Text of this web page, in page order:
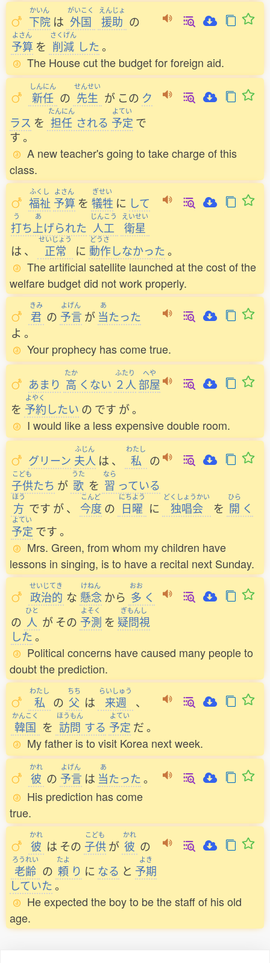
かいん
下院 は
がいこく
外国
えんじょ
援助 の
よさん
予算 を
さくげん
削減 した。
The House cut the budget for foreign aid.
しんにん
新任 の
せんせい
先生 が この ク
ラス を
たんにん
担任 される
よてい
予定 で
す。
A new teacher's going to take charge of this
class.
ふくし
福祉
よさん
予算 を
ぎせい
犠牲 に して
う
打ち
あ
上げられた
じんこう
人工
えいせい
衛星
は 、
せいじょう
正常 に
どうさ
動作しなかった。
The artificial satellite launched at the cost of the
welfare budget did not work properly.
きみ
君 の
よげん
予言 が
あ
当たった
よ 。
Your prophecy has come true.
あまり
たか
高 くない
ふたり
２人
へや
部屋
を
よやく
予約したい の です が。
I would like a less expensive double room.
グリーン
ふじん
夫人 は 、
わたし
私 の
こども
子供たち が
うた
歌 を
なら
習 っている
ほう
方 です が、
こんど
今度 の
にちよう
日曜 に
どくしょうかい
独唱会 を
ひら
開 く
よてい
予定 です。
Mrs. Green, from whom my children have
lessons in singing, is to have a recital next Sunday.
せいじてき
政治的 な
けねん
懸念 から
おお
多 く
の
ひと
人 が その
よそく
予測 を
ぎもんし
疑問視
した。
Political concerns have caused many people to
doubt the prediction.
わたし
私 の
ちち
父 は
らいしゅう
来週 、
かんこく
韓国 を
ほうもん
訪問 する
よてい
予定 だ。
My father is to visit Korea next week.
かれ
彼 の
よげん
予言 は
あ
当たった。
His prediction has come
true.
かれ
彼 は その
こども
子供 が
かれ
彼 の
ろうれい
老齢 の
たよ
頼 り に なる と
よき
予期
していた。
He expected the boy to be the staff of his old
age.